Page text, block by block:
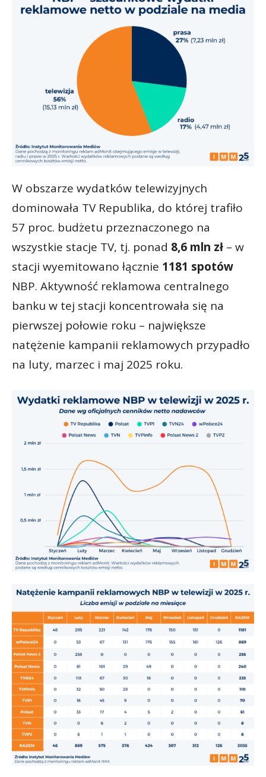
W obszarze wydatków telewizyjnych
dominowała TV Republika, do której trafiło
57 proc. budżetu przeznaczonego na
wszystkie stacje TV, tj. ponad 8,6 mln zł – w
stacji wyemitowano łącznie 1181 spotów
NBP. Aktywność reklamowa centralnego
banku w tej stacji koncentrowała się na
pierwszej połowie roku – największe
natężenie kampanii reklamowych przypadło
na luty, marzec i maj 2025 roku.